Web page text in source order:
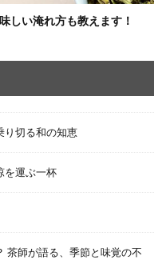
しい淹れ方も教えます！
り切る和の知恵
を運ぶ一杯
茶師が語る、季節と味覚の不